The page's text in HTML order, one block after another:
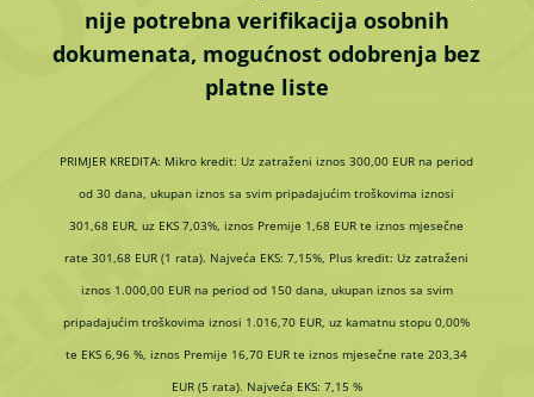
nije potrebna verifikacija osobnih
dokumenata, mogućnost odobrenja bez
platne liste
PRIMJER KREDITA: Mikro kredit: Uz zatraženi iznos 300,00 EUR na period
od 30 dana, ukupan iznos sa svim pripadajućim troškovima iznosi
301,68 EUR, uz EKS 7,03%, iznos Premije 1,68 EUR te iznos mjesečne
rate 301,68 EUR (1 rata). Najveća EKS: 7,15%, Plus kredit: Uz zatraženi
iznos 1.000,00 EUR na period od 150 dana, ukupan iznos sa svim
pripadajućim troškovima iznosi 1.016,70 EUR, uz kamatnu stopu 0,00%
te EKS 6,96 %, iznos Premije 16,70 EUR te iznos mjesečne rate 203,34
EUR (5 rata). Najveća EKS: 7,15 %